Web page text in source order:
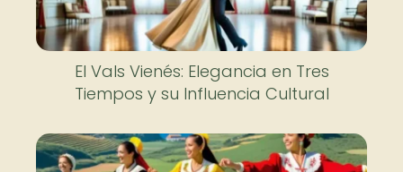
El Vals Vienés: Elegancia en Tres
Tiempos y su Influencia Cultural